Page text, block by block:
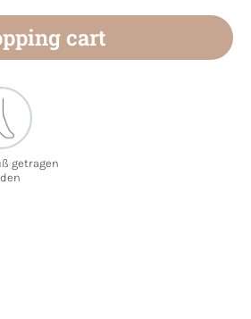
cart
getragen